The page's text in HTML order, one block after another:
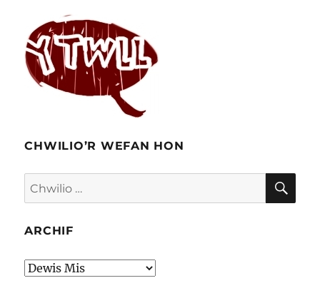
CHWILIO’R WEFAN HON
Chwilio
am:
ARCHIF
Archif